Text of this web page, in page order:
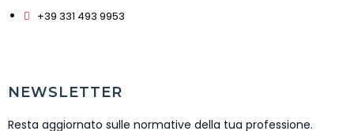
+39 331 493 9953
NEWSLETTER
Resta aggiornato sulle normative della tua professione.